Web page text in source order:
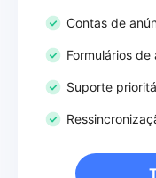
Contas de
Formulários
Suporte